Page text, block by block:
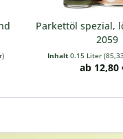
Parkettöl spezial,
2059
Inhalt0.15 Liter
ab 12,80